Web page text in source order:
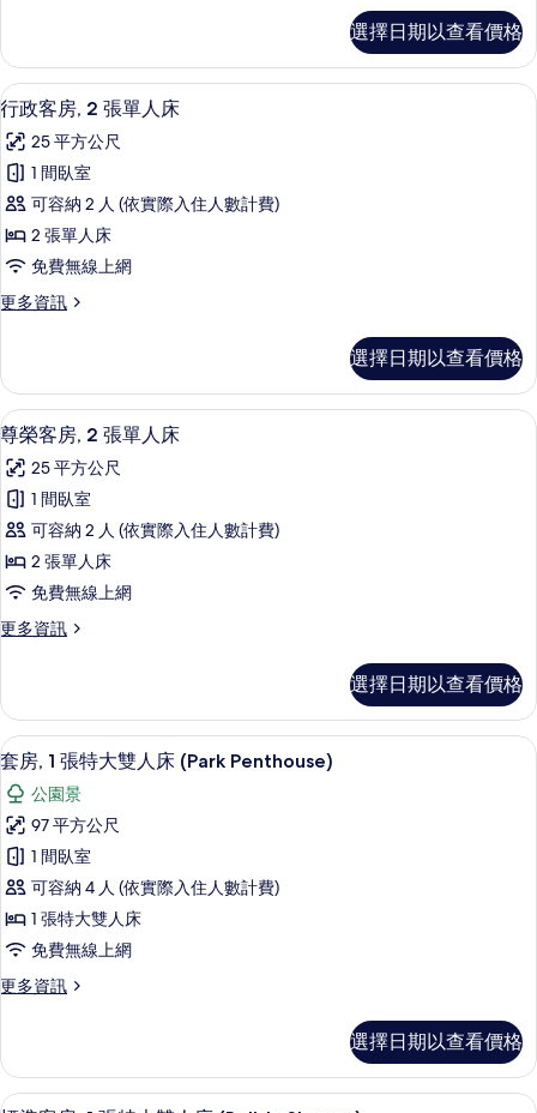
大
雙
人
床
(Fitness)
的
所
有
相
客
房,
1
張
特
大
人
床
(Fitness)
的
詳
選擇日期以查看價格
顯
示
行
政
客
房,
張
人
床
的
所
有
相
片
高級寢具、客房內保險箱、筆電工作
8
行政客房, 2 張單人床
25 平方公尺
1 間臥室
可容納 2 人 (依實際入住人數計費)
2 張單人床
免費無線上網
更多資訊
更
客
房,
2
張
單
人
的
詳
情
選擇日期以查看價格
顯
示
尊
榮
客
房,
張
人
床
的
所
有
相
片
高級寢具、客房內保險箱、筆電工作
8
尊榮客房, 2 張單人床
25 平方公尺
1 間臥室
可容納 2 人 (依實際入住人數計費)
2 張單人床
免費無線上網
更多資訊
更
客
房,
2
單
人
床
的
詳
情
選擇日期以查看價格
顯
示
套
房,
張
特
大
雙
床
(Park
套房, 1 張特大雙人床 (Park
8
套房, 1 張特大雙人床 (Park Penthouse)
公園景
97 平方公尺
1 間臥室
可容納 4 人 (依實際入住人數計費)
1 張特大雙人床
免費無線上網
更多資訊
更
1
張
選擇日期以查看價格
顯
標準客房, 1 張特大雙人床 (Roll-In